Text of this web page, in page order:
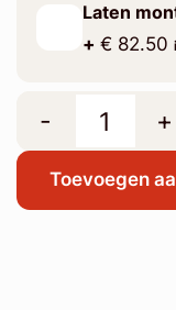
Laten
+ € 82.50
- +
Toevoegen